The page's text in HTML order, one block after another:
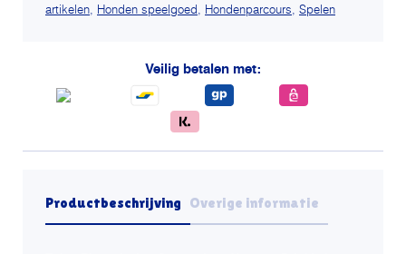
voerbak
aantal
artikelen, Honden speelgoed, Hondenparcours, Spelen
Veilig betalen met:
Productbeschrijving Overige informatie